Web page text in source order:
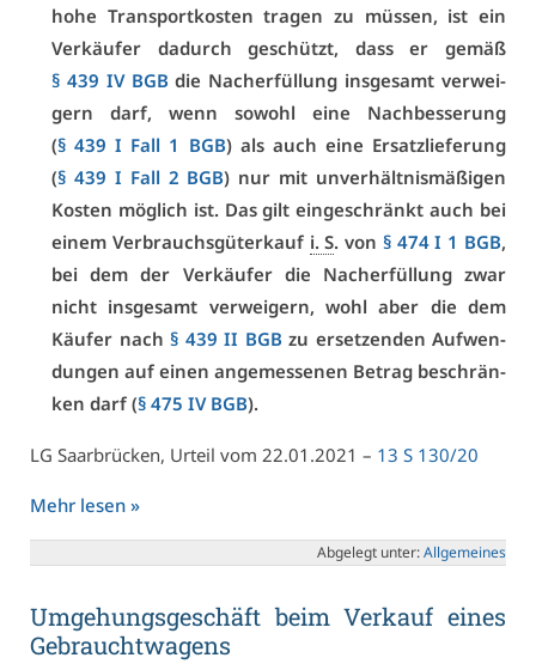
ho­he Trans­port­kos­ten tra­gen zu müs­sen, ist ein
Ver­käu­fer da­durch ge­schützt, dass er ge­mäß
§ 439 IV BGB die Nach­er­fül­lung ins­ge­samt ver­wei­
gern darf, wenn so­wohl ei­ne Nach­bes­se­rung
(§ 439 I Fall 1 BGB) als auch ei­ne Er­satz­lie­fe­rung
(§ 439 I Fall 2 BGB) nur mit un­ver­hält­nis­mä­ßi­gen
Kos­ten mög­lich ist. Das gilt ein­ge­schränkt auch bei
ei­nem Ver­brauchs­gü­ter­kauf i. S. von § 474 I 1 BGB,
bei dem der Ver­käu­fer die Nach­er­fül­lung zwar
nicht ins­ge­samt ver­wei­gern, wohl aber die dem
Käu­fer nach § 439 II BGB zu er­set­zen­den Auf­wen­
dun­gen auf ei­nen an­ge­mes­se­nen Be­trag be­schrän­
ken darf (§ 475 IV BGB).
LG Saar­brü­cken, Ur­teil vom 22.01.2021 – 13 S 130/20
Mehr le­sen »
Ab­ge­legt un­ter:All­ge­mei­nes
Um­ge­hungs­ge­schäft beim Ver­kauf ei­nes
Ge­braucht­wa­gens